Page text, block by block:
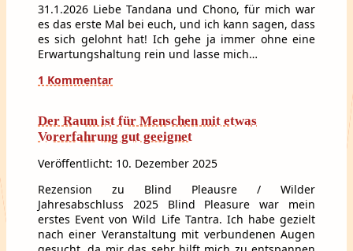
31.1.2026 Liebe Tandana und Chono, für mich war
es das erste Mal bei euch, und ich kann sagen, dass
es sich gelohnt hat! Ich gehe ja immer ohne eine
Erwartungshaltung rein und lasse mich…
1 Kommentar
Der Raum ist für Menschen mit etwas
Vorerfahrung gut geeignet
Veröffentlicht: 10. Dezember 2025
Rezension zu Blind Pleausre / Wilder
Jahresabschluss 2025 Blind Pleasure war mein
erstes Event von Wild Life Tantra. Ich habe gezielt
nach einer Veranstaltung mit verbundenen Augen